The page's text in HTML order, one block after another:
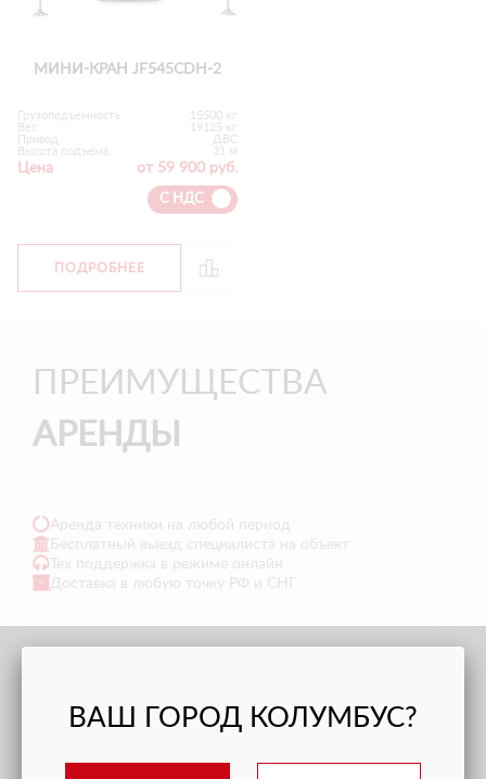
МИНИ-КРАН JF545CDH-2
Грузоподъемность
15500 кг
Вес
19125 кг
Привод
ДВС
Высота подъема
31 м
Цена от 59 900 руб.
С НДС
ПОДРОБНЕЕ
ПРЕИМУЩЕСТВА
АРЕНДЫ
Аренда техники на любой период
Бесплатный выезд специалиста на объект
Тех поддержка в режиме онлайн
Доставка в любую точку РФ и СНГ
ПОКУПКИ
ВАШ ГОРОД КОЛУМБУС?